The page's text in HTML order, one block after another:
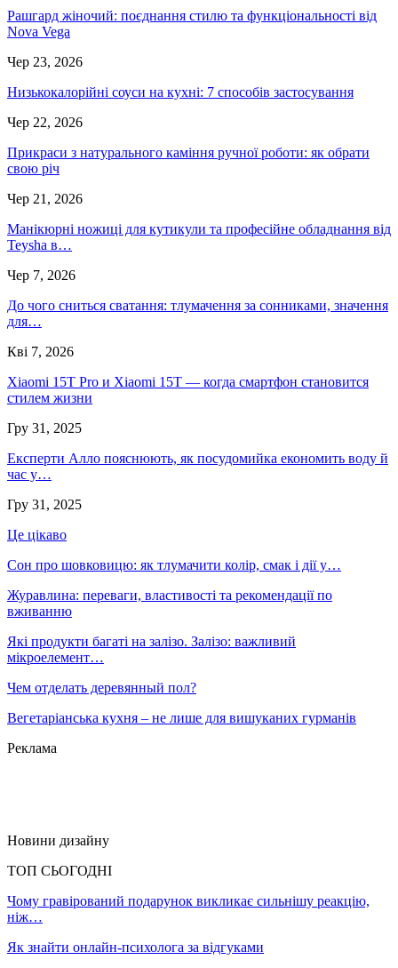
Рашгард жіночий: поєднання стилю та функціональності від
Nova Vega
Чер 23, 2026
Низькокалорійні соуси на кухні: 7 способів застосування
Чер 22, 2026
Прикраси з натурального каміння ручної роботи: як обрати
свою річ
Чер 21, 2026
Манікюрні ножиці для кутикули та професійне обладнання від
Teysha в…
Чер 7, 2026
До чого сниться сватання: тлумачення за сонниками, значення
для…
Кві 7, 2026
Xiaomi 15T Pro и Xiaomi 15T — когда смартфон становится
стилем жизни
Гру 31, 2025
Експерти Алло пояснюють, як посудомийка економить воду й
час у…
Гру 31, 2025
Це цікаво
Сон про шовковицю: як тлумачити колір, смак і дії у…
Журавлина: переваги, властивості та рекомендації по
вживанню
Які продукти багаті на залізо. Залізо: важливий
мікроелемент…
Чем отделать деревянный пол?
Вегетаріанська кухня – не лише для вишуканих гурманів
Реклама
Новини дизайну
ТОП СЬОГОДНІ
Чому гравірований подарунок викликає сильнішу реакцію,
ніж…
Як знайти онлайн-психолога за відгуками